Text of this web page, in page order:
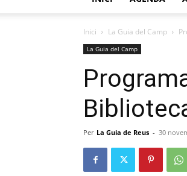
Inici La Guia del Camp
La Guia del Camp
Per La Guia de Reus - 30